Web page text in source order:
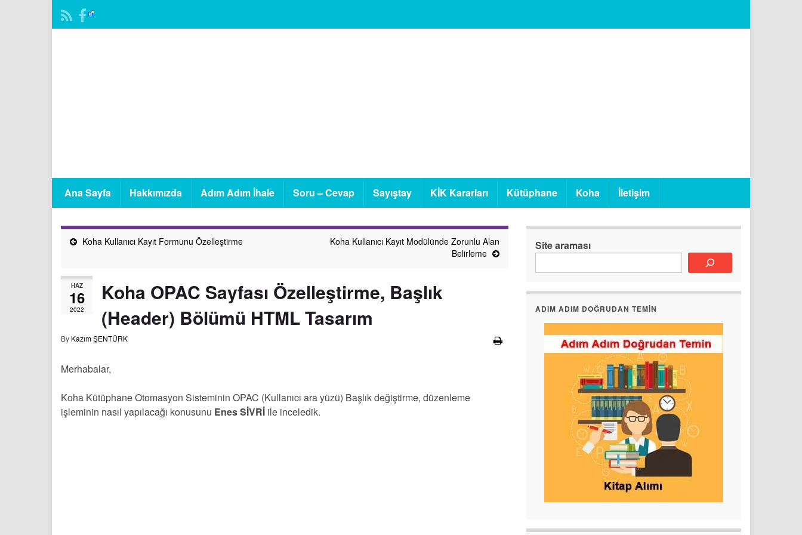
Ana Sayfa Hakkımızda Adım Adım İhale Soru – Cevap Sayıştay KİK Kararları Kütüphane Koha İletişim
Koha Kullanıcı Kayıt Formunu Özelleştirme
Koha Kullanıcı Kayıt Modülünde Zorunlu Alan
Belirleme
HAZ
16
2022
Koha OPAC Sayfası Özelleştirme, Başlık
(Header) Bölümü HTML Tasarım
By Kazım ŞENTÜRK
Merhabalar,
Koha Kütüphane Otomasyon Sisteminin OPAC (Kullanıcı ara yüzü) Başlık değiştirme, düzenleme
işleminin nasıl yapılacağı konusunu Enes SİVRİ ile inceledik.
Site araması
ADIM ADIM DOĞRUDAN TEMIN